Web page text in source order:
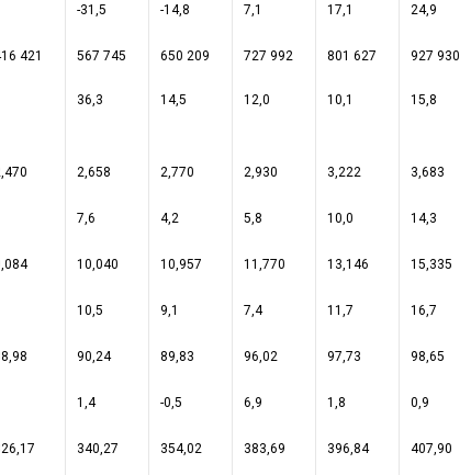
-31,5 -14,8 7,1 17,1 24,9
421 567 745 650 209 727 992 801 627 927 930
36,3 14,5 12,0 10,1 15,8
2,658 2,770 2,930 3,222 3,683
7,6 4,2 5,8 10,0 14,3
10,040 10,957 11,770 13,146 15,335
10,5 9,1 7,4 11,7 16,7
90,24 89,83 96,02 97,73 98,65
1,4 -0,5 6,9 1,8 0,9
340,27 354,02 383,69 396,84 407,90